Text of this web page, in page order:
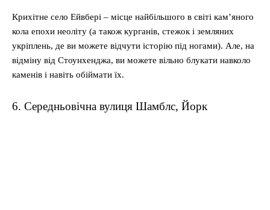
Крихітне село Ейвбері – місце найбільшого в світі кам’яного
кола епохи неоліту (а також курганів, стежок і земляних
укріплень, де ви можете відчути історію під ногами). Але, на
відміну від Стоунхенджа, ви можете вільно блукати навколо
каменів і навіть обіймати їх.
6. Середньовічна вулиця Шамблс, Йорк